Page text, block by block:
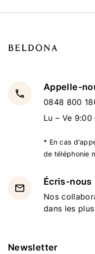
local_phone
Appelle-
0848 800
Lu – Ve 9:00
* En cas
de téléphonie
email
Écris-nous
Nos
dans les
Newsletter